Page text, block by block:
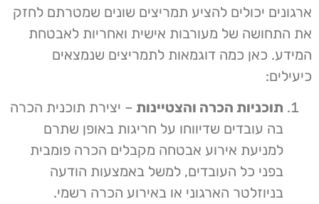
ארגונים יכולים להציע תמריצים שונים שמטרתם לחזק
את התחושה של מעורבות אישית ואחריות לאבטחת
המידע. כאן כמה דוגמאות לתמריצים שנמצאים
כיעילים:
תוכניות הכרה והצטיינות – יצירת תוכנית הכרה
בה עובדים שדיווחו על חריגות באופן שתרם
למניעת אירוע אבטחה מקבלים הכרה פומבית
בפני כל העובדים, למשל באמצעות הודעה
בניוזלטר הארגוני או באירוע הכרה רשמי.